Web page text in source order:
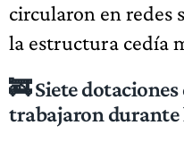
circularon en redes
la estructura cedía
🚒 Siete dotaciones
trabajaron durante